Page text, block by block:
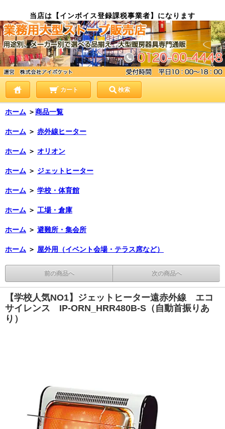
当店は【インボイス登録課税事業者】になります
カート 検索
ホーム ＞商品一覧
ホーム ＞ 赤外線ヒーター
ホーム ＞ オリオン
ホーム ＞ ジェットヒーター
ホーム ＞ 学校・体育館
ホーム ＞ 工場・倉庫
ホーム ＞ 避難所・集会所
ホーム ＞ 屋外用（イベント会場・テラス席など）
前の商品へ 次の商品へ
【学校人気NO1】ジェットヒーター遠赤外線 エコ
サイレンス IP-ORN_HRR480B-S（自動首振りあ
り）